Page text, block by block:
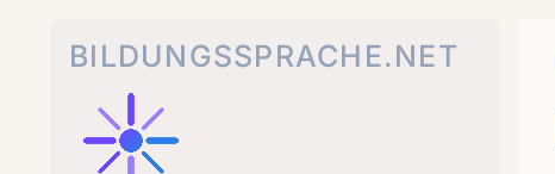
BILDUNGSSPRACHE.NET